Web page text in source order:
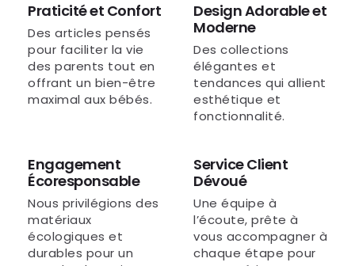
Praticité et Confort
Des articles pensés
pour faciliter la vie
des parents tout en
offrant un bien-être
maximal aux bébés.
Design Adorable et
Moderne
Des collections
élégantes et
tendances qui allient
esthétique et
fonctionnalité.
Engagement
Écoresponsable
Nous privilégions des
matériaux
écologiques et
durables pour un
Service Client
Dévoué
Une équipe à
l’écoute, prête à
vous accompagner à
chaque étape pour